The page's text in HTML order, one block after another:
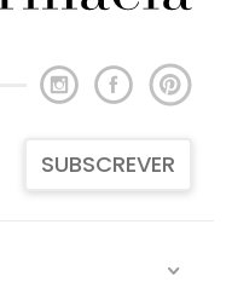
SUBSCREVER